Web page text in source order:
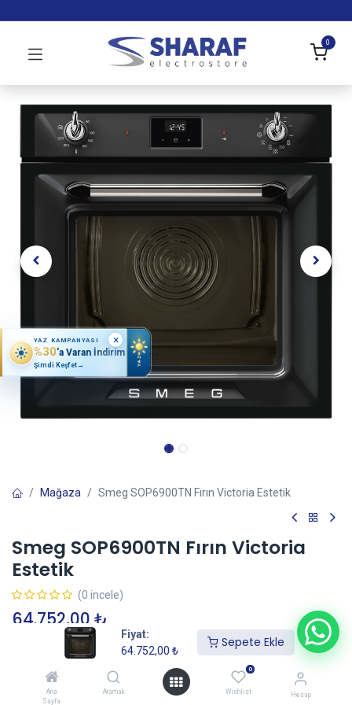
Fiyat:
64.752,00 ₺
Sepete Ekle
Ana
Sayfa
Aramak
0
Wishlist Hesap
0
Mağaza Smeg SOP6900TN Fırın Victoria Estetik
Smeg SOP6900TN Fırın Victoria
Estetik
(0 incele)
64.752,00 ₺
Sepete Ekle
YAZ KAMPANYASI
%30'a Varan İndirim
Şimdi Keşfet→ YAZ
×